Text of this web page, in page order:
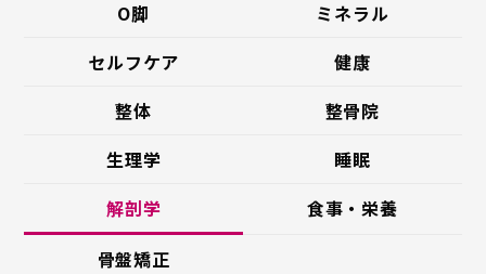
O脚
ミネラル
セルフケア
健康
整体
整骨院
生理学
睡眠
解剖学
食事・栄養
骨盤矯正